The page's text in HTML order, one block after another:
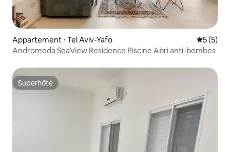
Appartement ⋅ Tel Aviv-Yafo
5 (5)
Andromeda SeaView Residence Piscine Abri anti-bombes
Superhôte
Superhôte